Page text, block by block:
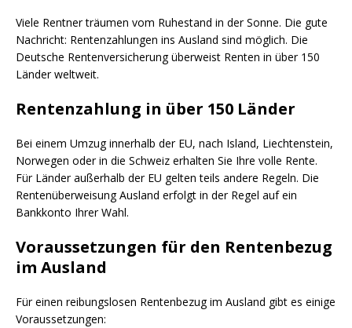
Viele Rentner träumen vom Ruhestand in der Sonne. Die gute
Nachricht: Rentenzahlungen ins Ausland sind möglich. Die
Deutsche Rentenversicherung überweist Renten in über 150
Länder weltweit.
Rentenzahlung in über 150 Länder
Bei einem Umzug innerhalb der EU, nach Island, Liechtenstein,
Norwegen oder in die Schweiz erhalten Sie Ihre volle Rente.
Für Länder außerhalb der EU gelten teils andere Regeln. Die
Rentenüberweisung Ausland erfolgt in der Regel auf ein
Bankkonto Ihrer Wahl.
Voraussetzungen für den Rentenbezug
im Ausland
Für einen reibungslosen Rentenbezug im Ausland gibt es einige
Voraussetzungen: